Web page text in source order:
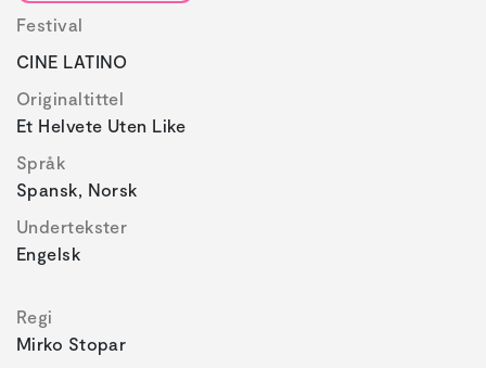
Festival
CINE LATINO
Originaltittel
Et Helvete Uten Like
Språk
Spansk, Norsk
Undertekster
Engelsk
Regi
Mirko Stopar